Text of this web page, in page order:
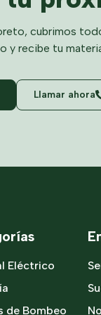
cubrimos
y recibe tu
Llamar ahora
Eléctrico
de Bombeo